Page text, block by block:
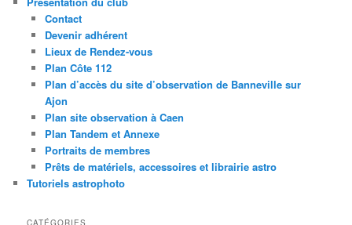
Contact
Devenir adhérent
Lieux de Rendez-vous
Plan Côte 112
Plan d’accès du site d’observation de Banneville sur
Ajon
Plan site observation à Caen
Plan Tandem et Annexe
Portraits de membres
Prêts de matériels, accessoires et librairie astro
Tutoriels astrophoto
CATÉGORIES